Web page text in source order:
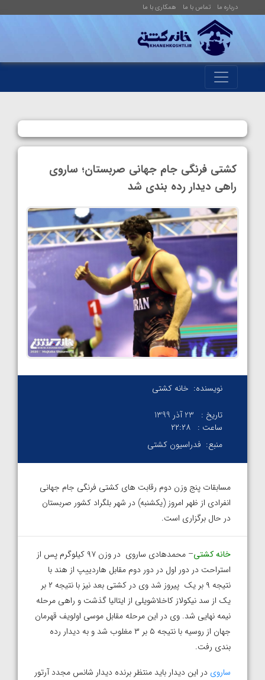
درباره ما تماس با ما همکاری با ما
کشتی فرنگی جام جهانی صربستان؛ ساروی
راهی دیدار رده بندی شد
نویسنده: خانه کشتی
تاریخ :
23 آذر 1399
ساعت : ۲۲:۲۸
منبع: فدراسیون کشتی
مسابقات پنج وزن دوم رقابت های کشتی فرنگی جام جهانی
انفرادی از ظهر امروز (یکشنبه) در شهر بلگراد کشور صربستان
در حال برگزاری است.
خانه کشتی
– محمدهادی ساروی در وزن ۹۷ کیلوگرم پس از
استراحت در دور اول در دور دوم مقابل هاردییپ از هند با
نتیجه ۹ بر یک پیروز شد وی در کشتی بعد نیز با نتیجه ۲ بر
یک از سد نیکولاز کاخلاشویلی از ایتالیا گذشت و راهی مرحله
نیمه نهایی شد. وی در این مرحله مقابل موسی اولویف قهرمان
جهان از روسیه با نتیجه ۵ بر ۳ مغلوب شد و به دیدار رده
بندی رفت.
ساروی در این دیدار باید منتظر برنده دیدار شانس مجدد آرتور